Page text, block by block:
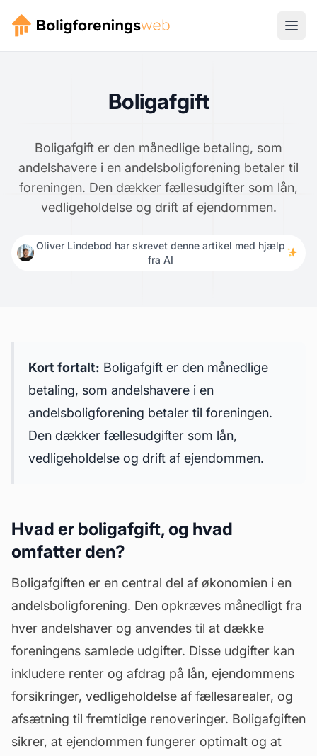
Boligafgift
Boligafgift er den månedlige betaling, som
andelshavere i en andelsboligforening betaler til
foreningen. Den dækker fællesudgifter som lån,
vedligeholdelse og drift af ejendommen.
Oliver Lindebod har skrevet denne artikel med hjælp
fra AI
Kort fortalt: Boligafgift er den månedlige
betaling, som andelshavere i en
andelsboligforening betaler til foreningen.
Den dækker fællesudgifter som lån,
vedligeholdelse og drift af ejendommen.
Hvad er boligafgift, og hvad
omfatter den?
Boligafgiften er en central del af økonomien i en
andelsboligforening. Den opkræves månedligt fra
hver andelshaver og anvendes til at dække
foreningens samlede udgifter. Disse udgifter kan
inkludere renter og afdrag på lån, ejendommens
forsikringer, vedligeholdelse af fællesarealer, og
afsætning til fremtidige renoveringer. Boligafgiften
sikrer, at ejendommen fungerer optimalt og at